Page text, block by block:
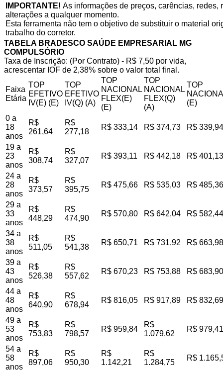
IMPORTANTE! As informações de preços, carências,
alterações a qualquer momento.
Esta ferramenta não tem o objetivo de substituir o material
trabalho do corretor.
TABELA BRADESCO SAÚDE EMPRESARIAL MG
COMPULSÓRIO
Taxa de Inscrição: (Por Contrato) - R$ 7,50 por vida,
acrescentar IOF de 2,38% sobre o valor total final.
Faixa
Etária
TOP
EFETIVO
IV(E) (E)
TOP
EFETIVO
IV(Q) (A)
TOP
NACIONAL
FLEX(E)
(E)
TOP
NACIONAL
FLEX(Q)
(A)
TOP
(E)
0 a
18
anos
R$
261,64
R$
277,18
R$ 333,14 R$ 374,73 R$ 339,94
19 a
23
anos
R$
308,74
R$
327,07
R$ 393,11 R$ 442,18 R$ 401,13
24 a
28
anos
R$
373,57
R$
395,75
R$ 475,66 R$ 535,03 R$ 485,36
29 a
33
anos
R$
448,29
R$
474,90
R$ 570,80 R$ 642,04 R$ 582,44
34 a
38
anos
R$
511,05
R$
541,38
R$ 650,71 R$ 731,92 R$ 663,98
39 a
43
anos
R$
526,38
R$
557,62
R$ 670,23 R$ 753,88 R$ 683,90
44 a
48
anos
R$
640,90
R$
678,94
R$ 816,05 R$ 917,89 R$ 832,69
49 a
53
anos
R$
753,83
R$
798,57
R$ 959,84
R$
1.079,62
R$ 979,41
54 a
58
anos
R$
897,06
R$
950,30
R$
1.142,21
R$
1.284,75
R$